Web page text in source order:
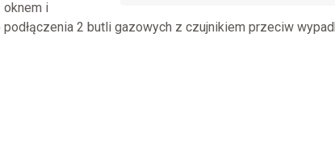
oknem i
2 butli gazowych z czujnikiem przeciw